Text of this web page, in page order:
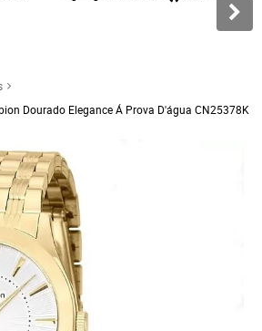
Dourado Elegance Á Prova D'água CN25378K